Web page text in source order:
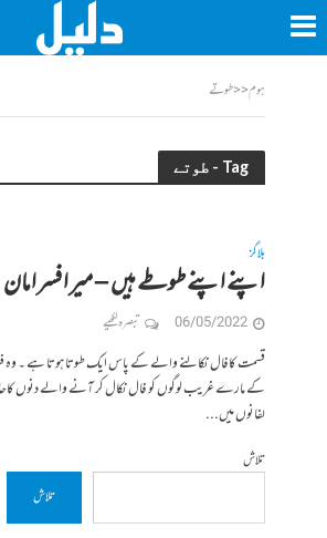
ہوم<<طوتے
Tag - طوتے
بلاگز
اپنے اپنے طوطے ہیں – میر افسر امان
06/05/2022 تبصرہ لکھیے
قسمت کافال نکالنے والے کے پاس ایک طوتا ہوتا ہے ۔ وہ
کے مارے غریب لوگوں کو فال نکال کر آنے والے دنوں
لفانوں میں...
تلاش
تلاش